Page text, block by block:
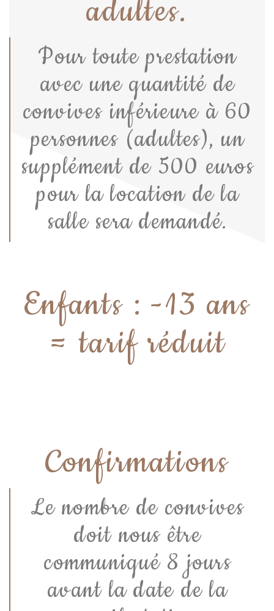
adultes.
Pour toute prestation
avec une quantité de
convives inférieure à 60
personnes (adultes), un
supplément de 500 euros
pour la location de la
salle sera demandé.
Enfants : -13 ans
= tarif réduit
Confirmations
Le nombre de convives
doit nous être
communiqué 8 jours
avant la date de la